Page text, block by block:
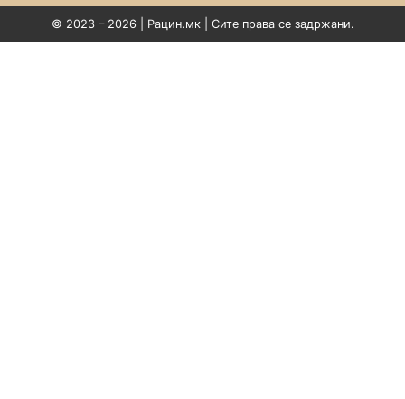
© 2023 – 2026 | Рацин.мк | Сите права се задржани.